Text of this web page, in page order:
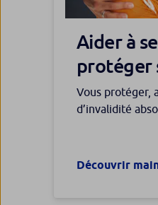
Aider à
protéger
Vous protéger,
d’invalidité
Découvrir